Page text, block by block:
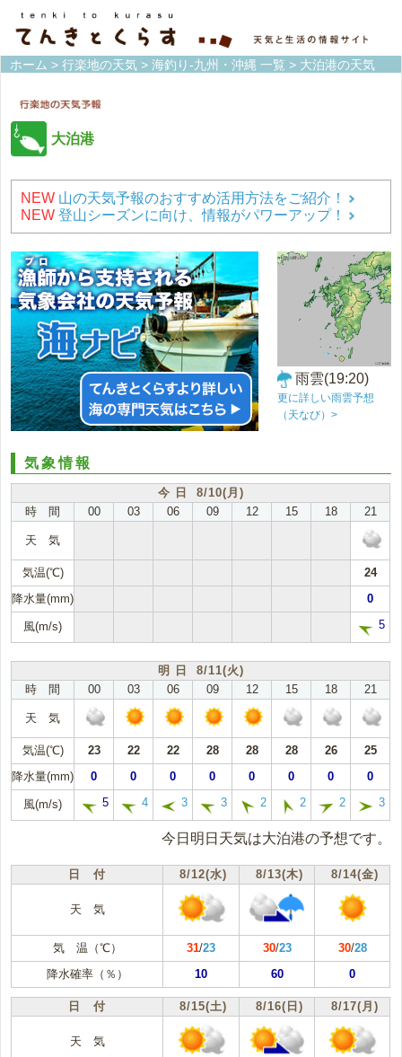
ホーム > 行楽地の天気 > 海釣り-九州・沖縄 一覧 > 大泊港の天気
大泊港
NEW 山の天気予報のおすすめ活用方法をご紹介！
NEW 登山シーズンに向け、情報がパワーアップ！
雨雲(19:20)
更に詳しい雨雲予想
（天なび）>
気象情報
今 日 8/10(月)
時 間
00 03 06 09 12 15 18 21
天 気
気温(℃)
24
降水量(mm)
0
風(m/s) 5
明 日 8/11(火)
時 間
00 03 06 09 12 15 18 21
天 気
気温(℃) 23 22 22 28 28 28 26
25
降水量(mm)
0 0 0 0 0 0 0 0
風(m/s) 5 4 3 3 2 2 2 3
今日明日天気は大泊港の予想です。
日 付 8/12(水) 8/13(木) 8/14(金)
天 気
気 温（℃） 31/23 30/23 30/28
降水確率（％）
10 60 0
日 付 8/15(土) 8/16(日) 8/17(月)
天 気